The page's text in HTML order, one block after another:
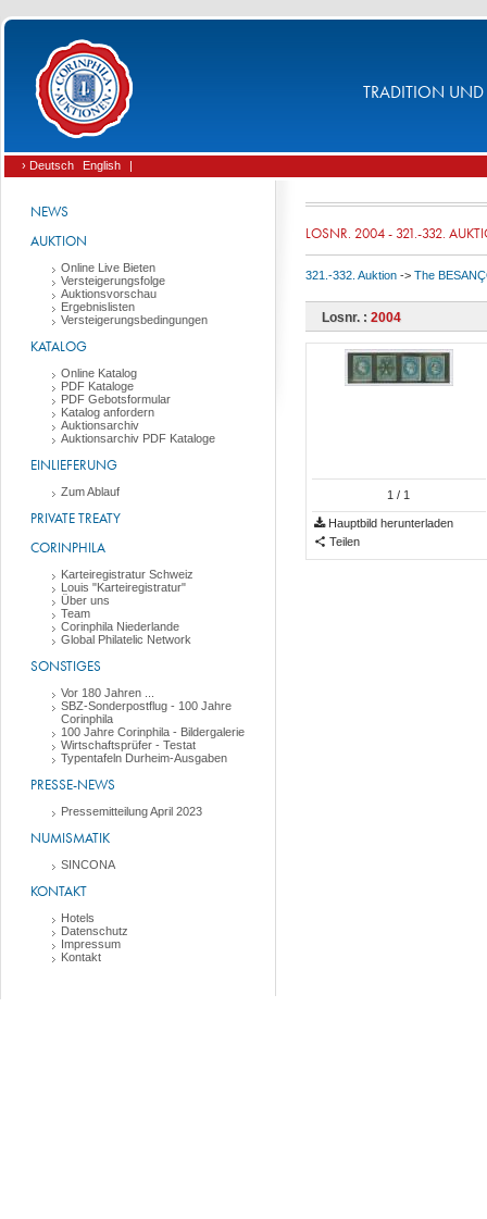
TRADITION UND
› Deutsch English |
NEWS
AUKTION
Online Live Bieten
Versteigerungsfolge
Auktionsvorschau
Ergebnislisten
Versteigerungsbedingungen
KATALOG
Online Katalog
PDF Kataloge
PDF Gebotsformular
Katalog anfordern
Auktionsarchiv
Auktionsarchiv PDF Kataloge
EINLIEFERUNG
Zum Ablauf
PRIVATE TREATY
CORINPHILA
Karteiregistratur Schweiz
Louis "Karteiregistratur"
Über uns
Team
Corinphila Niederlande
Global Philatelic Network
SONSTIGES
Vor 180 Jahren ...
SBZ-Sonderpostflug - 100 Jahre
Corinphila
100 Jahre Corinphila - Bildergalerie
Wirtschaftsprüfer - Testat
Typentafeln Durheim-Ausgaben
PRESSE-NEWS
Pressemitteilung April 2023
NUMISMATIK
SINCONA
KONTAKT
Hotels
Datenschutz
Impressum
Kontakt
LOSNR. 2004 - 321.-332.
321.-332. Auktion -> The
Losnr. : 2004
1 / 1
Hauptbild herunterladen
Teilen